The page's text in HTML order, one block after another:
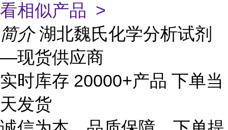
看相似产品 >
简介 湖北魏氏化学分析试剂
—现货供应商
实时库存 20000+产品 下单当
天发货